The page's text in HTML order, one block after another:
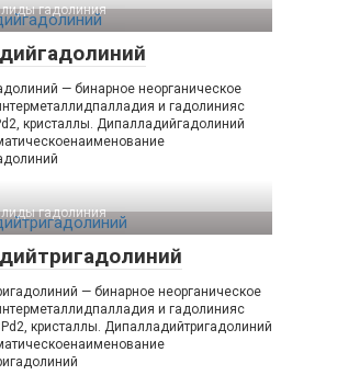
гадолиния‎
— бинарное неорганическое
и гадолинияс
кристаллы. Дипалладийгадолиний
гадолиния‎
— бинарное неорганическое
и гадолинияс
кристаллы. Дипалладийтригадолиний